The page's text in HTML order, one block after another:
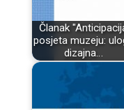
Članak
posjeta muzeju:
dizajna…